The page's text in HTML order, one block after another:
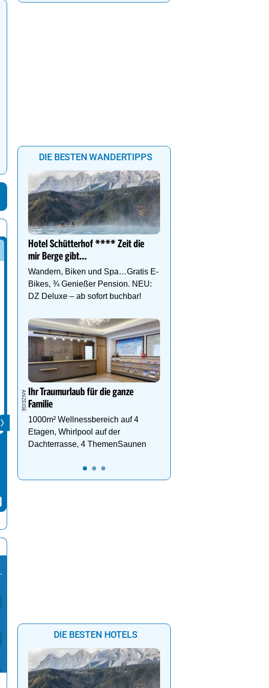
3 6 7 8
DIE BESTEN WANDERTIPPS
Hotel Schütterhof **** Zeit die
mir Berge gibt…
Wandern, Biken und Spa…Gratis E-
Bikes, ¾ Genießer Pension. NEU:
DZ Deluxe – ab sofort buchbar!
Ihr Traumurlaub für die ganze
Familie
1000m² Wellnessbereich auf 4
Etagen, Whirlpool auf der
Dachterrasse, 4 ThemenSaunen
DIE BESTEN HOTELS